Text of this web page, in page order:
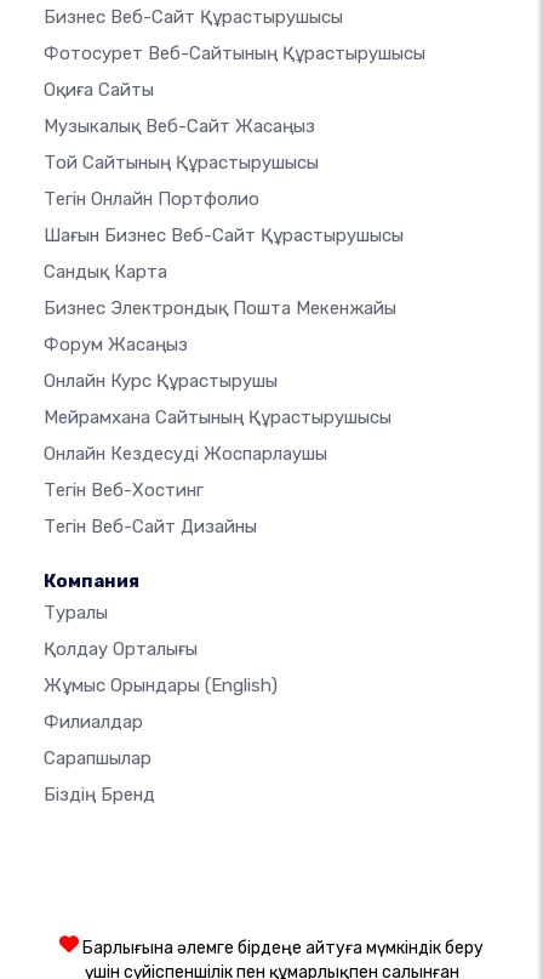
Бизнес Веб-Сайт Құрастырушысы
Фотосурет Веб-Сайтының Құрастырушысы
Оқиға Сайты
Музыкалық Веб-Сайт Жасаңыз
Той Сайтының Құрастырушысы
Тегін Онлайн Портфолио
Шағын Бизнес Веб-Сайт Құрастырушысы
Сандық Карта
Бизнес Электрондық Пошта Мекенжайы
Форум Жасаңыз
Онлайн Курс Құрастырушы
Мейрамхана Сайтының Құрастырушысы
Онлайн Кездесуді Жоспарлаушы
Тегін Веб-Хостинг
Тегін Веб-Сайт Дизайны
Компания
Туралы
Қолдау Орталығы
Жұмыс Орындары (English)
Филиалдар
Сарапшылар
Біздің Бренд
Барлығына әлемге бірдеңе айтуға мүмкіндік беру
үшін сүйіспеншілік пен құмарлықпен салынған